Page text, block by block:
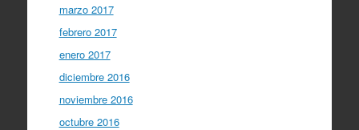
marzo 2017
febrero 2017
enero 2017
diciembre 2016
noviembre 2016
octubre 2016